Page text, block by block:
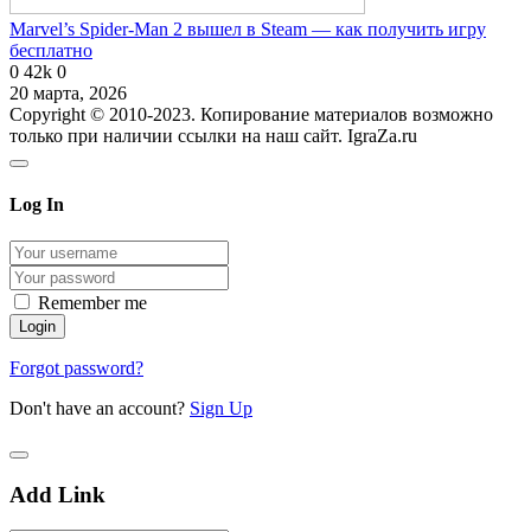
Marvel’s Spider-Man 2 вышел в Steam — как получить игру
бесплатно
0 42k 0
20 марта, 2026
Copyright © 2010-2023. Копирование материалов возможно
только при наличии ссылки на наш сайт. IgraZa.ru
Log In
Remember me
Forgot password?
Don't have an account? Sign Up
Add Link